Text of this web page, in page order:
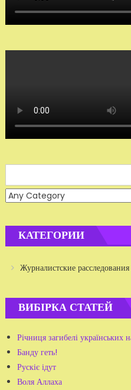
for:
КАТЕГОРИИ
Журналистские
ВИБІРКА СТАТЕЙ
Річниця загибелі українських
Банду геть!
Рускіє ідут
Воля Аллаха